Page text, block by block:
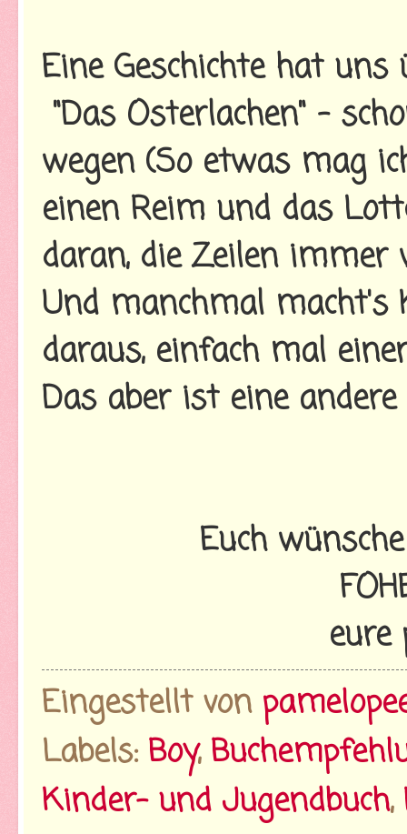
Eine Geschichte hat
"Das Osterlachen" -
wegen (So etwas mag
einen Reim und das
daran, die Zeilen immer
Und manchmal macht's
daraus, einfach mal
Das aber ist eine andere
Euch
eure
Eingestellt von
Labels: Boy,
Kinder- und Jugendbuch,